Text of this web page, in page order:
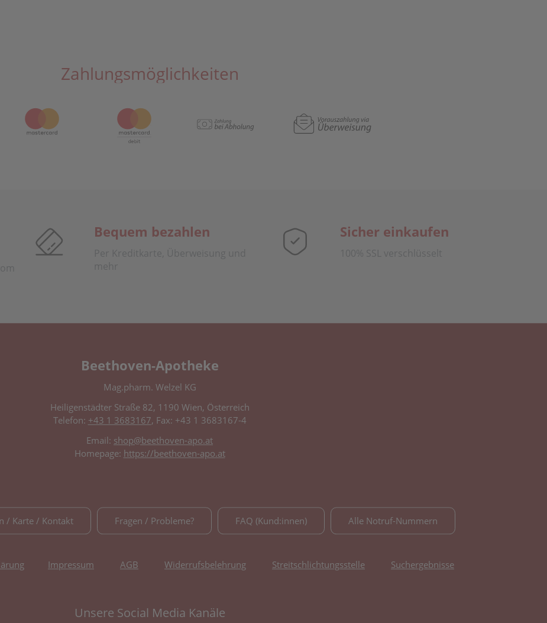
Zahlungsmöglichkeiten
Bequem bezahlen
Per Kreditkarte, Überweisung und
mehr
Sicher einkaufen
100% SSL verschlüsselt
Beethoven-Apotheke
Mag.pharm. Welzel KG
Heiligenstädter Straße 82, 1190 Wien, Österreich
Telefon: +43 1 3683167, Fax: +43 1 3683167-4
Email: shop@beethoven-apo.at
Homepage: https://beethoven-apo.at
/ Karte / Kontakt Fragen / Probleme? FAQ (Kund:innen) Alle Notruf-Nummern
Impressum AGB Widerrufsbelehrung Streitschlichtungsstelle Suchergebnisse
Unsere Social Media Kanäle